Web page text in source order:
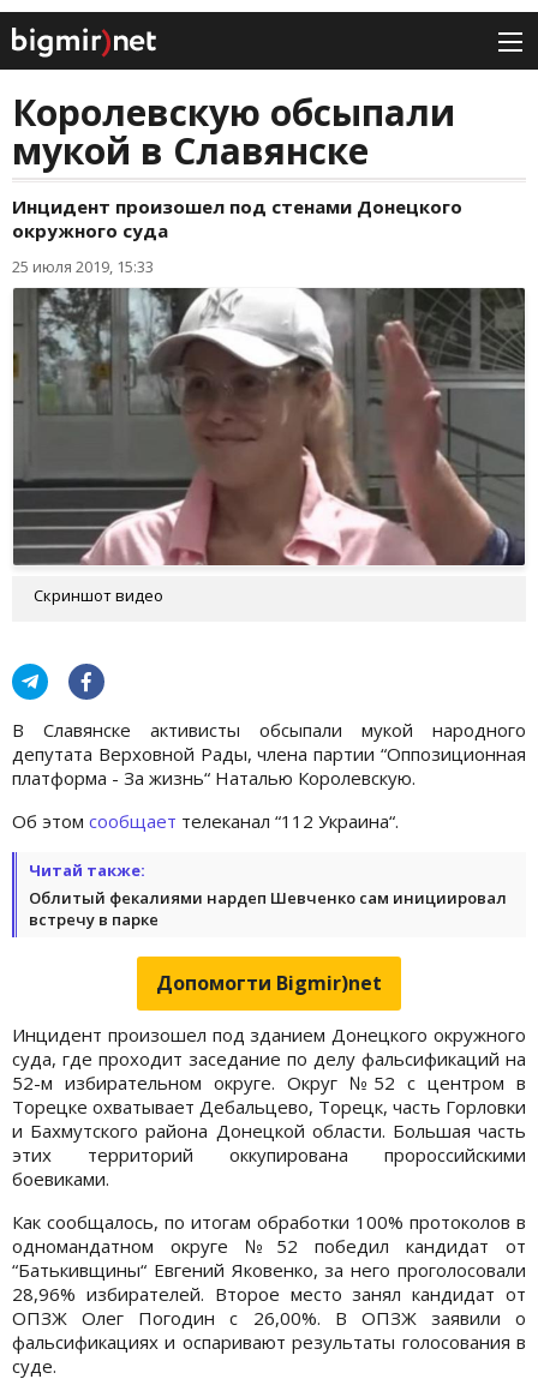
Королевскую обсыпали
мукой в Славянске
Инцидент произошел под стенами Донецкого
окружного суда
25 июля 2019, 15:33
Скриншот видео
В Славянске активисты обсыпали мукой народного
депутата Верховной Рады, члена партии “Оппозиционная
платформа - За жизнь“ Наталью Королевскую.
Об этом сообщает телеканал “112 Украина“.
Читай также:
Облитый фекалиями нардеп Шевченко сам инициировал
встречу в парке
Допомогти Bigmir)net
Инцидент произошел под зданием Донецкого окружного
суда, где проходит заседание по делу фальсификаций на
52-м избирательном округе. Округ №52 с центром в
Торецке охватывает Дебальцево, Торецк, часть Горловки
и Бахмутского района Донецкой области. Большая часть
этих территорий оккупирована пророссийскими
боевиками.
Как сообщалось, по итогам обработки 100% протоколов в
одномандатном округе №52 победил кандидат от
“Батькивщины“ Евгений Яковенко, за него проголосовали
28,96% избирателей. Второе место занял кандидат от
ОПЗЖ Олег Погодин с 26,00%. В ОПЗЖ заявили о
фальсификациях и оспаривают результаты голосования в
суде.